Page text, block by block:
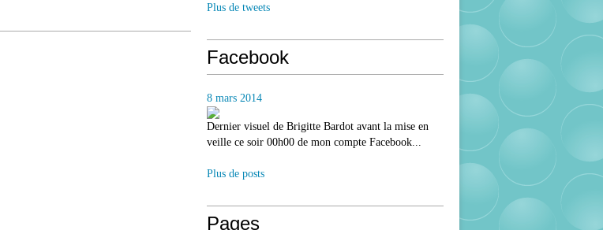
Plus de tweets
Facebook
8 mars 2014
Dernier visuel de Brigitte Bardot avant la mise en
veille ce soir 00h00 de mon compte Facebook...
Plus de posts
Pages